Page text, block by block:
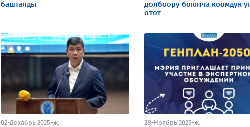
башталды
долбоору боюнча коомдук
өтөт
02-Декабрь 2025-ж. 28-Ноябрь 2025-ж.